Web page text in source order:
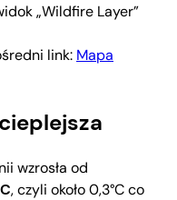
„Wildfire Layer”
link: Mapa
wzrosła od
, czyli około 0,3°C co